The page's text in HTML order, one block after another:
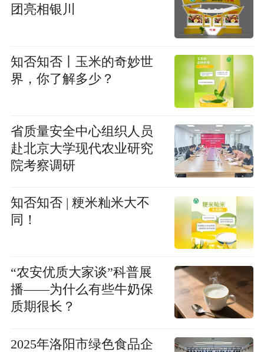
团亮相银川
知否知否丨玉米的奇妙世
界，你了解多少？
省质量安全中心组织人员
赴北京大学现代农业研究
院考察调研
知否知否 | 粳米籼米大不
同！
“农安优质大家谈”科普展
播——为什么有些牛奶保
质期很长？
2025年洛阳市绿色食品企